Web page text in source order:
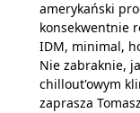
amerykański
konsekwentnie
IDM, minimal,
Nie zabraknie,
chillout'owym
zaprasza